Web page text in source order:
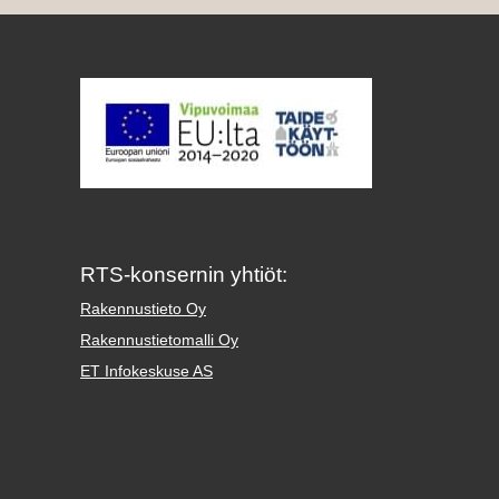
RTS-konsernin yhtiöt:
Rakennustieto Oy
Rakennustietomalli Oy
ET Infokeskuse AS